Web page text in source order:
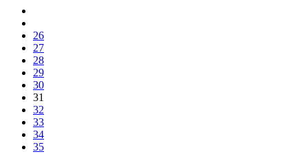
26
27
28
29
30
31
32
33
34
35